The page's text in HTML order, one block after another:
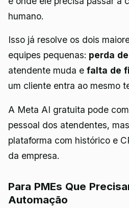
humano.
Isso já resolve os dois
equipes pequenas: perda
atendente muda e falta de
um cliente entra ao mesmo
A Meta AI gratuita pode
pessoal dos atendentes,
plataforma com histórico e
da empresa.
Para PMEs Que
Automação